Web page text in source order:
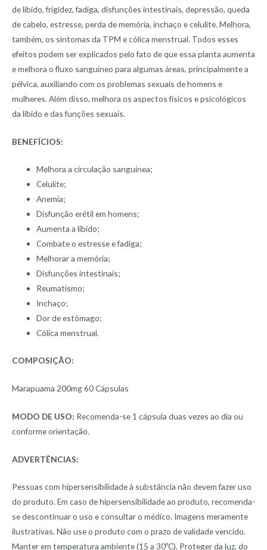
de libido, frigidez, fadiga, disfunções intestinais, depressão, queda
de cabelo, estresse, perda de memória, inchaço e celulite. Melhora,
também, os sintomas da TPM e cólica menstrual. Todos esses
efeitos podem ser explicados pelo fato de que essa planta aumenta
e melhora o fluxo sanguíneo para algumas áreas, principalmente a
pélvica, auxiliando com os problemas sexuais de homens e
mulheres. Além disso, melhora os aspectos físicos e psicológicos
da libido e das funções sexuais.
BENEFÍCIOS:
Melhora a circulação sanguínea;
Celulite;
Anemia;
Disfunção erétil em homens;
Aumenta a libido;
Combate o estresse e fadiga;
Melhorar a memória;
Disfunções intestinais;
Reumatismo;
Inchaço;
Dor de estômago;
Cólica menstrual.
COMPOSIÇÃO:
Marapuama 200mg 60 Cápsulas
MODO DE USO: Recomenda-se 1 cápsula duas vezes ao dia ou
conforme orientação.
ADVERTÊNCIAS:
Pessoas com hipersensibilidade à substância não devem fazer uso
do produto. Em caso de hipersensibilidade ao produto, recomenda-
se descontinuar o uso e consultar o médico. Imagens meramente
ilustrativas. Não use o produto com o prazo de validade vencido.
Manter em temperatura ambiente (15 a 30ºC). Proteger da luz, do